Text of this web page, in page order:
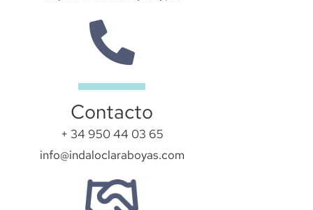
Contacto
+ 34 950 44 03 65
info@indaloclaraboyas.com